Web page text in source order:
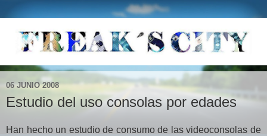
06 JUNIO 2008
Estudio del uso consolas por edades
Han hecho un estudio de consumo de las videoconsolas de